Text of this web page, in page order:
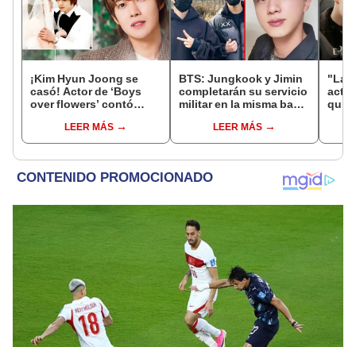
¡Kim Hyun Joong se
casó! Actor de ‘Boys
over flowers’ contó
matrimonioLEER MÁS
BTS: Jungkook y Jimin
completarán su servicio
militar en la misma base
LEER MÁS
"La